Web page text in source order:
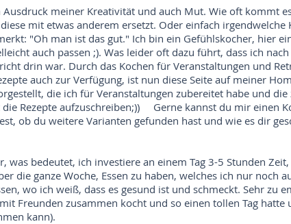
meiner Kreativität und auch Mut. Wie oft kommt
mit etwas anderem ersetzt. Oder einfach irgendwelche
"Oh man ist das gut." Ich bin ein Gefühlskocher, hier
auch passen ;). Was leider oft dazu führt, dass ich
drin war. Durch das Kochen für Veranstaltungen und
auch zur Verfügung, ist nun diese Seite auf meiner
die ich für Veranstaltungen zubereitet habe und
Rezepte aufzuschreiben;)) Gerne kannst du mir einen
ob du weitere Varianten gefunden hast und wie es dir
was bedeutet, ich investiere an einem Tag 3-5 Stunden
die ganze Woche, Essen zu haben, welches ich nur noch
wo ich weiß, dass es gesund ist und schmeckt. Sehr zu
Freunden zusammen kocht und so einen tollen Tag hatte
kann).